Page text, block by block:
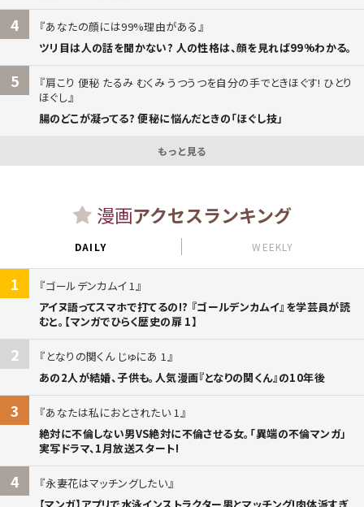
4
あなたの顔には99%理由がある
ツリ目は人の話を聞かない? 人の性格は、顔を見れば99%わかる。
5
肩こり 便秘 たるみ むくみ うつうつを自分の手でときほぐす! ひとり
ほぐし
腸のどこが凝ってる? 便秘に悩んだときの「ほぐし技」
もっと見る
漫画アクセスランキング
DAILY WEEKLY
1
ゴールデンカムイ 1
アイヌ語ってスマホで打てるの!? 『ゴールデンカムイ』を学芸員が読
むと。【マンガでひらく歴史の扉 1】
2
となりの関くん じゅにあ 1
あの2人が結婚、子供も。人気漫画『となりの関くん』の10年後
3
あなたは私におとされたい 1
絶対に不倫しない男VS絶対に不倫させる女。「異端の不倫マンガ」
実写ドラマ、1月放送スタート!
4
永妻花はマッチングしたい
【マンガ】アプリで水泳インストラクター男とマッチング!肉体派すぎ